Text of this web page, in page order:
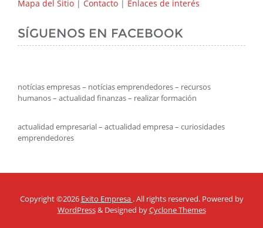
Mapa del Sitio | Contacto | Enlaces de interés
SÍGUENOS EN FACEBOOK
notícias empresas – notícias emprendedores – recursos
humanos – actualidad finanzas – realizar formación
actualidad empresarial – actualidad empresa – curiosidades
emprendedores
Copyright ©2026 Exito Empresa . All rights reserved. Powered by
WordPress& Designed byCyclone Themes